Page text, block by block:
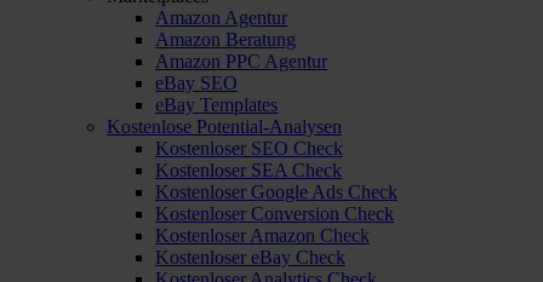
Amazon Agentur
Amazon Beratung
Amazon PPC Agentur
eBay SEO
eBay Templates
Kostenlose Potential-Analysen
Kostenloser SEO Check
Kostenloser SEA Check
Kostenloser Google Ads Check
Kostenloser Conversion Check
Kostenloser Amazon Check
Kostenloser eBay Check